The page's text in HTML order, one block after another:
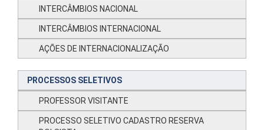
INTERCÂMBIOS NACIONAL
INTERCÂMBIOS INTERNACIONAL
AÇÕES DE INTERNACIONALIZAÇÃO
PROCESSOS SELETIVOS
PROFESSOR VISITANTE
PROCESSO SELETIVO CADASTRO RESERVA